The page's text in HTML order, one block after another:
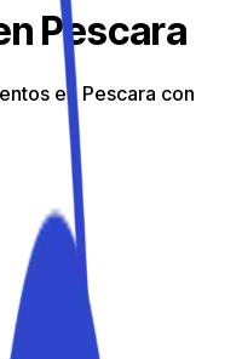
Pescara
en Pescara con